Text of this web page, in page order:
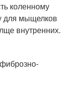
коленному
для мыщелков
внутренних.